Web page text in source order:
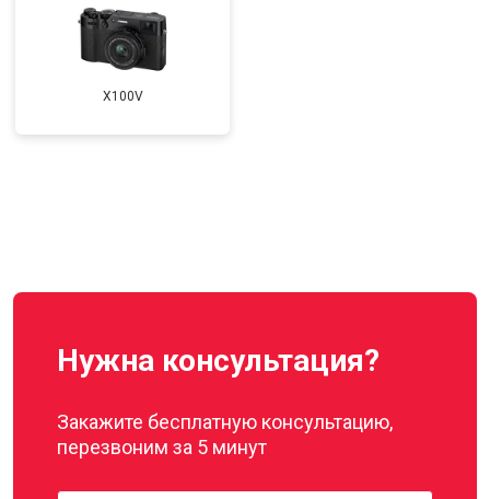
X100V
Нужна консультация?
Закажите бесплатную консультацию,
перезвоним за 5 минут